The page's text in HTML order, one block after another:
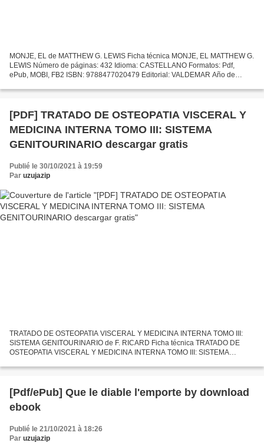
MONJE, EL de MATTHEW G. LEWIS Ficha técnica MONJE, EL MATTHEW G.
LEWIS Número de páginas: 432 Idioma: CASTELLANO Formatos: Pdf,
ePub, MOBI, FB2 ISBN: 9788477020479 Editorial: VALDEMAR Año de
[PDF] TRATADO DE OSTEOPATIA VISCERAL Y
MEDICINA INTERNA TOMO III: SISTEMA
GENITOURINARIO descargar gratis
Publié le 30/10/2021 à 19:59
Par uzujazip
TRATADO DE OSTEOPATIA VISCERAL Y MEDICINA INTERNA TOMO III:
SISTEMA GENITOURINARIO de F. RICARD Ficha técnica TRATADO DE
OSTEOPATIA VISCERAL Y MEDICINA INTERNA TOMO III: SISTEMA
CASTELLANO Formatos:...
[Pdf/ePub] Que le diable l'emporte by download
ebook
Publié le 21/10/2021 à 18:26
Par uzujazip